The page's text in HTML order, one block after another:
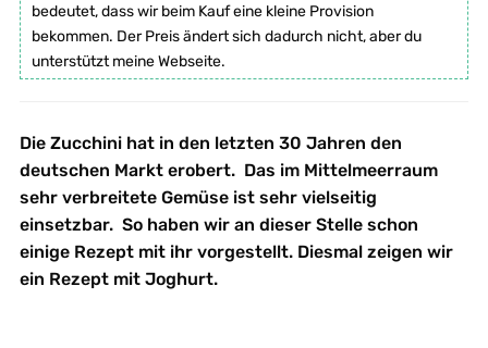
bedeutet, dass wir beim Kauf eine kleine Provision
bekommen. Der Preis ändert sich dadurch nicht, aber du
unterstützt meine Webseite.
Die Zucchini hat in den letzten 30 Jahren den
deutschen Markt erobert. Das im Mittelmeerraum
sehr verbreitete Gemüse ist sehr vielseitig
einsetzbar. So haben wir an dieser Stelle schon
einige Rezept mit ihr vorgestellt. Diesmal zeigen wir
ein Rezept mit Joghurt.